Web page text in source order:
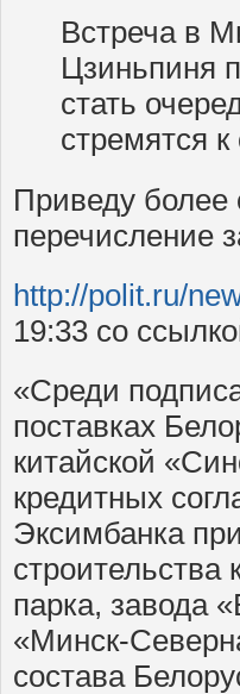
Встреча в
Цзиньпиня
стать
стремятся
Приведу более
перечисление
http://polit.ru/
19:33 со
«Среди
поставках
китайской
кредитных
Эксимбанка
строительства
парка, завода
«Минск-
состава